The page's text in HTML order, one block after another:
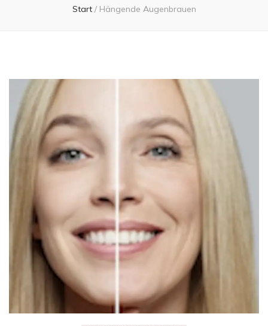
Start / Hängende Augenbrauen